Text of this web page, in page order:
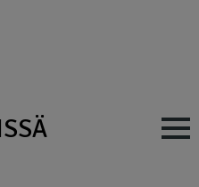
Main